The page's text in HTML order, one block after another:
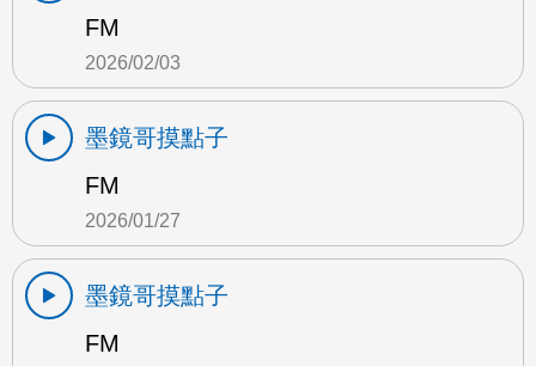
FM
2026/02/03
墨鏡哥摸點子
FM
2026/01/27
墨鏡哥摸點子
FM